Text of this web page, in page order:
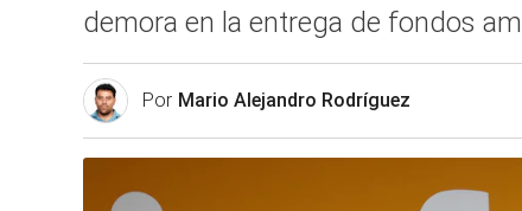
demora en la entrega de fondos
Por Mario Alejandro Rodríguez